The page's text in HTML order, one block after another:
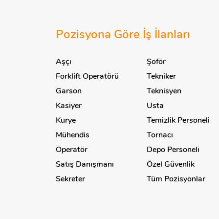
Danışma Görevlisi
Görevlisi
Dansçı
Denetim Uzmanı
Depo Personeli
Depo Sorumlusu
Deniz Bilimleri
Dermokozmetik
Diş Protezi
Diyabet
Isı İzolasyonu İmalatı
Kargo
Kauçuk
Pozisyona Göre İş İlanları
Aşçı
Forklift Operatörü
Garson
Kasiyer
Kurye
Mühendis
Operatör
Satış Danışmanı
Sekreter
Şoför
Tekniker
Teknisyen
Usta
Temizlik Personeli
Tornacı
Depo Personeli
Özel Güvenlik
Tüm Pozisyonlar